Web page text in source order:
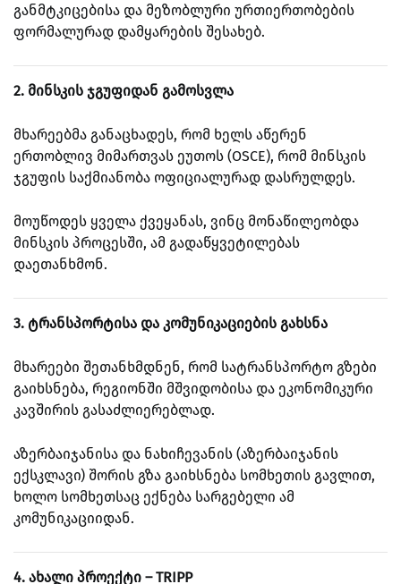
განმტკიცებისა და მეზობლური ურთიერთობების
ფორმალურად დამყარების შესახებ.
2. მინსკის ჯგუფიდან გამოსვლა
მხარეებმა განაცხადეს, რომ ხელს აწერენ
ერთობლივ მიმართვას ეუთოს (OSCE), რომ მინსკის
ჯგუფის საქმიანობა ოფიციალურად დასრულდეს.
მოუწოდეს ყველა ქვეყანას, ვინც მონაწილეობდა
მინსკის პროცესში, ამ გადაწყვეტილებას
დაეთანხმონ.
3. ტრანსპორტისა და კომუნიკაციების გახსნა
მხარეები შეთანხმდნენ, რომ სატრანსპორტო გზები
გაიხსნება, რეგიონში მშვიდობისა და ეკონომიკური
კავშირის გასაძლიერებლად.
აზერბაიჯანისა და ნახიჩევანის (აზერბაიჯანის
ექსკლავი) შორის გზა გაიხსნება სომხეთის გავლით,
ხოლო სომხეთსაც ექნება სარგებელი ამ
კომუნიკაციიდან.
4. ახალი პროექტი – TRIPP